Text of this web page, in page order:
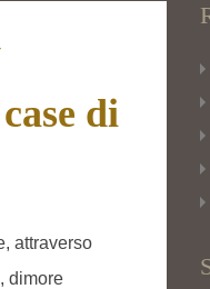
di
attraverso
dimore